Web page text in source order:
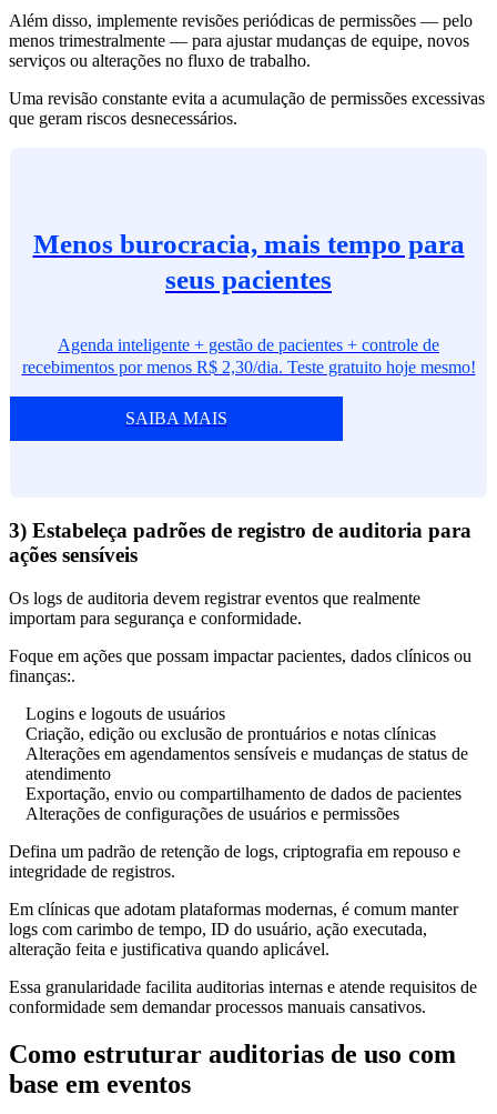
Além disso, implemente revisões periódicas de permissões — pelo
menos trimestralmente — para ajustar mudanças de equipe, novos
serviços ou alterações no fluxo de trabalho.
Uma revisão constante evita a acumulação de permissões excessivas
que geram riscos desnecessários.
Menos burocracia, mais tempo para
seus pacientes
Agenda inteligente + gestão de pacientes + controle de
recebimentos por menos R$ 2,30/dia. Teste gratuito hoje mesmo!
SAIBA MAIS
3) Estabeleça padrões de registro de auditoria para
ações sensíveis
Os logs de auditoria devem registrar eventos que realmente
importam para segurança e conformidade.
Foque em ações que possam impactar pacientes, dados clínicos ou
finanças:.
Logins e logouts de usuários
Criação, edição ou exclusão de prontuários e notas clínicas
Alterações em agendamentos sensíveis e mudanças de status de
atendimento
Exportação, envio ou compartilhamento de dados de pacientes
Alterações de configurações de usuários e permissões
Defina um padrão de retenção de logs, criptografia em repouso e
integridade de registros.
Em clínicas que adotam plataformas modernas, é comum manter
logs com carimbo de tempo, ID do usuário, ação executada,
alteração feita e justificativa quando aplicável.
Essa granularidade facilita auditorias internas e atende requisitos de
conformidade sem demandar processos manuais cansativos.
Como estruturar auditorias de uso com
base em eventos